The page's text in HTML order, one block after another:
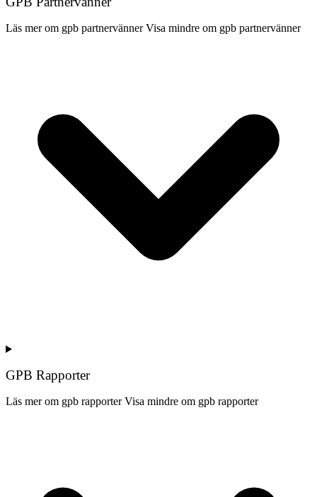
Läs mer om gpb partnervänner Visa mindre om gpb partnervänner
GPB Rapporter
Läs mer om gpb rapporter Visa mindre om gpb rapporter